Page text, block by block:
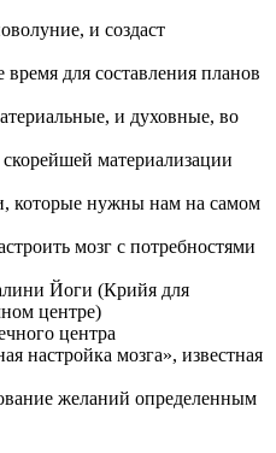
и создаст
для составления планов
и духовные, во
материализации
которые нужны нам на самом
мозг с потребностями
Йоги (Крийя для
центре)
центра
настройка мозга», известная
желаний определенным